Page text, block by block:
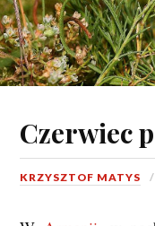
Czerwiec
KRZYSZTOF MATYS